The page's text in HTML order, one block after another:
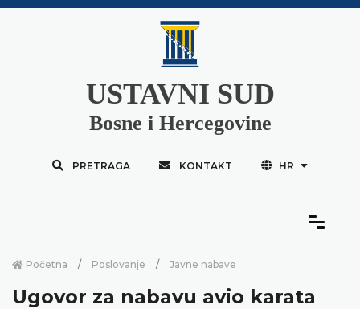
USTAVNI SUD
Bosne i Hercegovine
PRETRAGA KONTAKT HR
Početna Poslovanje Javne nabave
Ugovor za nabavu avio karata